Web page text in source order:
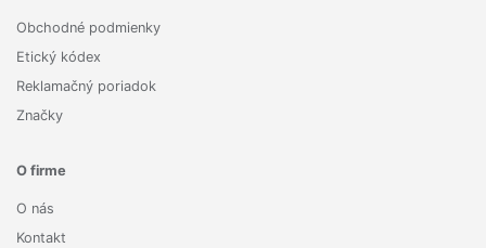
Obchodné podmienky
Etický kódex
Reklamačný poriadok
Značky
O firme
O nás
Kontakt